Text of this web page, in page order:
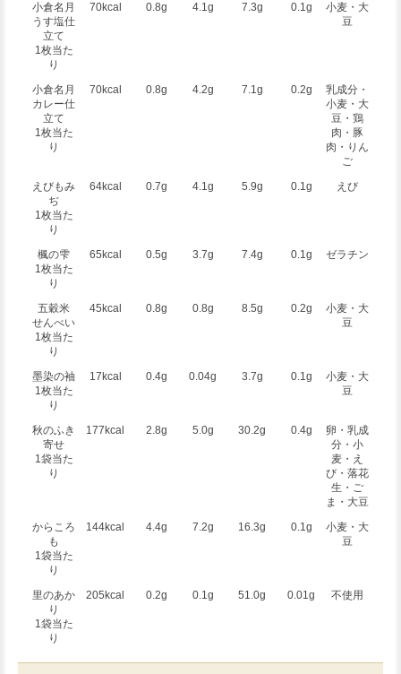
小倉名月
うす塩仕
立て
1枚当た
り
70kcal 0.8g 4.1g 7.3g 0.1g
小麦・大
豆
小倉名月
カレー仕
立て
1枚当た
り
70kcal 0.8g 4.2g 7.1g 0.2g
乳成分・
小麦・大
豆・鶏
肉・豚
肉・りん
ご
えびもみ
ぢ
1枚当た
り
64kcal 0.7g 4.1g 5.9g 0.1g えび
楓の雫
1枚当た
り
65kcal 0.5g 3.7g 7.4g 0.1g ゼラチン
五穀米
せんべい
1枚当た
り
45kcal 0.8g 0.8g 8.5g 0.2g
小麦・大
豆
墨染の袖
1枚当た
り
17kcal 0.4g 0.04g 3.7g 0.1g
小麦・大
豆
秋のふき
寄せ
1袋当た
り
177kcal 2.8g 5.0g 30.2g 0.4g
卵・乳成
分・小
麦・え
び・落花
生・ご
ま・大豆
からころ
も
1袋当た
り
144kcal 4.4g 7.2g 16.3g 0.1g
小麦・大
豆
里のあか
り
1袋当た
り
205kcal 0.2g 0.1g 51.0g 0.01g 不使用